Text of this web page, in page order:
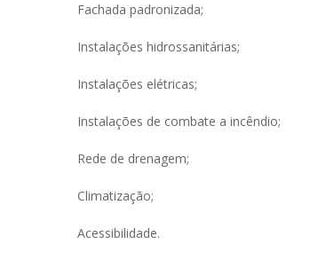
Fachada padronizada;
Instalações hidrossanitárias;
Instalações elétricas;
Instalações de combate a incêndio;
Rede de drenagem;
Climatização;
Acessibilidade.